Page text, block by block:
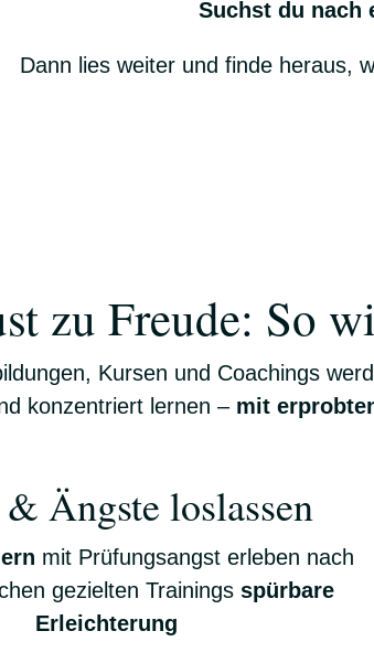
Suchst du nach
Dann lies weiter und finde heraus,
zu Freude: So
Kursen und Coachings
konzentriert lernen – mit
Ängste loslassen
mit Prüfungsangst erleben nach
gezielten Trainingsspürbare
Erleichterung